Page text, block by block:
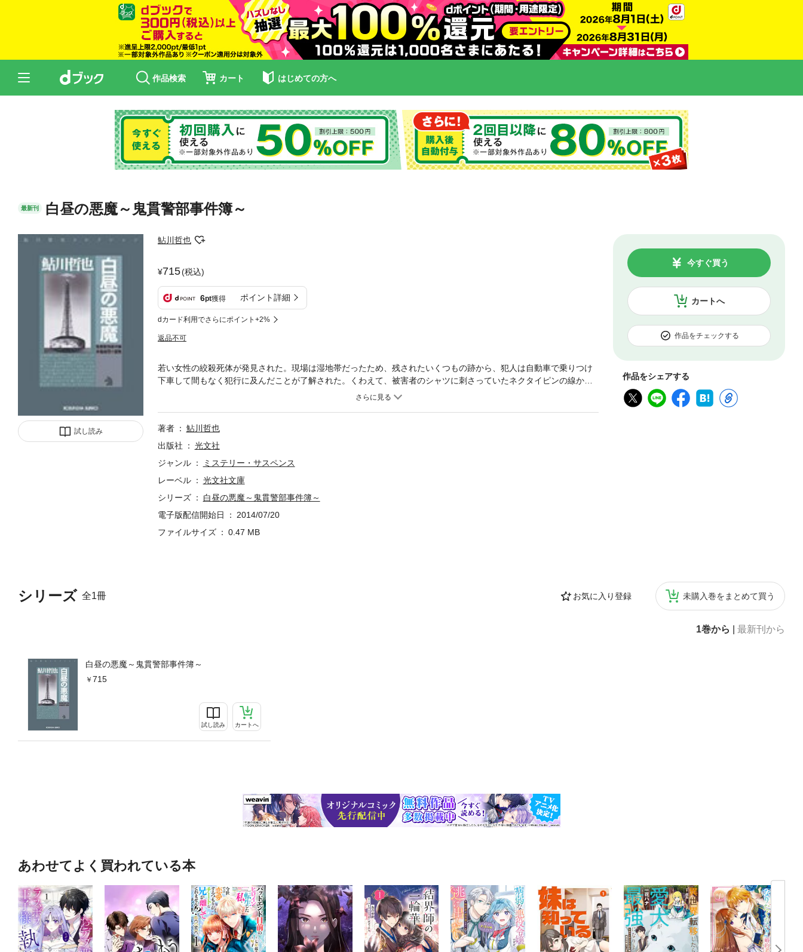
作品検索 カート はじめての方へ
最新刊 白昼の悪魔～鬼貫警部事件簿～
試し読み
鮎川哲也
715(税込)
6pt獲得 ポイント詳細
dカード利用でさらにポイント+2%
返品不可
カートへ
今すぐ買う
作品をチェックする
作品をシェアする
シリーズ 全1冊 お気に入り登録 未購入巻をまとめて買う
1巻から 最新刊から
白昼の悪魔～鬼貫警部事件簿～
715
試し読み カートへ
若い女性の絞殺死体が発見された。現場は湿地帯だったため、残されたいくつもの跡から、犯人は自動車で乗りつけ
下車して間もなく犯行に及んだことが了解された。くわえて、被害者のシャツに刺さっていたネクタイピンの線から
容疑者が浮上。すんなり解決かと思いきや、事件は意外な方向に展開して……。練りに練られたアリバイ・トリック
著者
鮎川哲也
出版社
光文社
ジャンル
ミステリー・サスペンス
レーベル
光文社文庫
シリーズ
白昼の悪魔～鬼貫警部事件簿～
電子版配信開始日
2014/07/20
ファイルサイズ
0.47 MB
あわせてよく買われている本